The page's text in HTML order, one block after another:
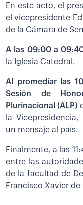
En este acto, el
el vicepresidente
de la Cámara de
A las 09:00 a
la Iglesia Catedral.
Al promediar las
Sesión de
Plurinacional (ALP)
la
un mensaje al país.
Finalmente, a las
entre las
de la facultad de
Francisco Xavier